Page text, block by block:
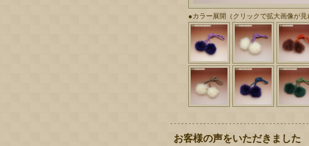
●カラー展開（クリックで拡大画像が見
お客様の声をいただきました